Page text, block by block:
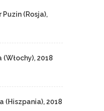
Puzin (Rosja),
2018
(Hiszpania), 2018